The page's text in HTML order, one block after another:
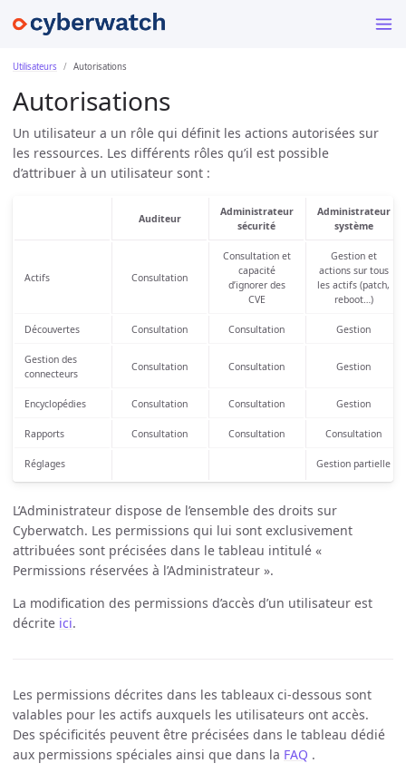
Utilisateurs Autorisations
Autorisations
Un utilisateur a un rôle qui définit les actions autorisées sur
les ressources. Les différents rôles qu’il est possible
d’attribuer à un utilisateur sont :
Auditeur
Administrateur
sécurité
Administrateur
système
Actifs Consultation
Consultation et
capacité
d’ignorer des
CVE
Gestion et
actions sur tous
les actifs (patch,
reboot…)
Découvertes Consultation Consultation Gestion
Gestion des
connecteurs
Consultation Consultation Gestion
Encyclopédies Consultation Consultation Gestion
Rapports Consultation Consultation Consultation
Réglages Gestion partielle
L’Administrateur dispose de l’ensemble des droits sur
Cyberwatch. Les permissions qui lui sont exclusivement
attribuées sont précisées dans le tableau intitulé «
Permissions réservées à l’Administrateur ».
La modification des permissions d’accès d’un utilisateur est
décrite ici.
Les permissions décrites dans les tableaux ci-dessous sont
valables pour les actifs auxquels les utilisateurs ont accès.
Des spécificités peuvent être précisées dans le tableau dédié
aux permissions spéciales ainsi que dans la FAQ .